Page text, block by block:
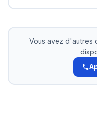
nous acceptons
Pas d'intérêts.
Vous avez d'autres